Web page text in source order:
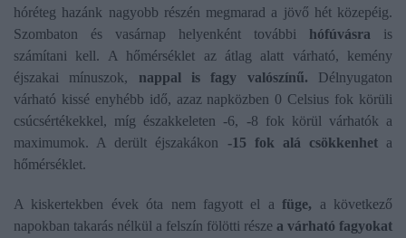
hóréteg hazánk nagyobb részén megmarad a jövő hét közepéig.
Szombaton és vasárnap helyenként további hófúvásra is
számítani kell. A hőmérséklet az átlag alatt várható, kemény
éjszakai mínuszok, nappal is fagy valószínű. Délnyugaton
várható kissé enyhébb idő, azaz napközben 0 Celsius fok körüli
csúcsértékekkel, míg északkeleten -6, -8 fok körül várhatók a
maximumok. A derült éjszakákon -15 fok alá csökkenhet a
hőmérséklet.
A kiskertekben évek óta nem fagyott el afüge, a következő
napokban takarás nélkül a felszín fölötti része a várható fagyokat